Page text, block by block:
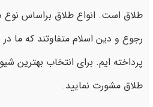
طلاق است. انواع طلاق براساس
رجوع و دین اسلام متفاوتند که ما
پرداخته ایم. برای انتخاب بهترین
طلاق مشورت نمایید.